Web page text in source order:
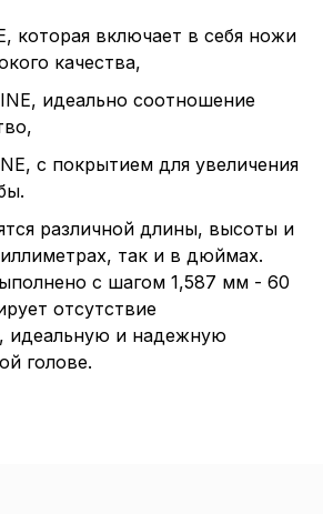
которая включает в себя ножи
качества,
идеально соотношение
с покрытием для увеличения
различной длины, высоты и
так и в дюймах.
с шагом 1,587 мм - 60
отсутствие
идеальную и надежную
голове.
типа «технические
без которых
функционирование
этого периода Сайт
согласие) в любое
настроек cookie».
Перед тем как
параметров
обработки
списком файлов cookie